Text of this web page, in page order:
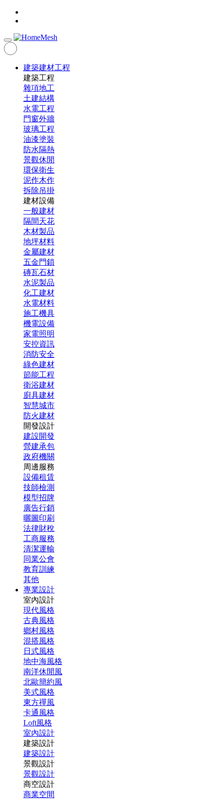
建築建材工程
建築工程
雜項地工
土建結構
水電工程
門窗外牆
玻璃工程
油漆塗裝
防水隔熱
景觀休閒
環保衛生
泥作木作
拆除吊掛
建材設備
一般建材
隔間天花
木材製品
地坪材料
金屬建材
五金門鎖
磚瓦石材
水泥製品
化工建材
水電材料
施工機具
機電設備
家電照明
安控資訊
消防安全
綠色建材
節能工程
衛浴建材
廚具建材
智慧城市
防火建材
開發設計
建設開發
營建承包
政府機關
周邊服務
設備租賃
技師檢測
模型招牌
廣告行銷
曬圖印刷
法律財稅
工商服務
清潔運輸
同業公會
教育訓練
其他
專業設計
室內設計
現代風格
古典風格
鄉村風格
混搭風格
日式風格
地中海風格
南洋休閒風
北歐簡約風
美式風格
東方禪風
卡通風格
Loft風格
室內設計
建築設計
建築設計
景觀設計
景觀設計
商空設計
商業空間